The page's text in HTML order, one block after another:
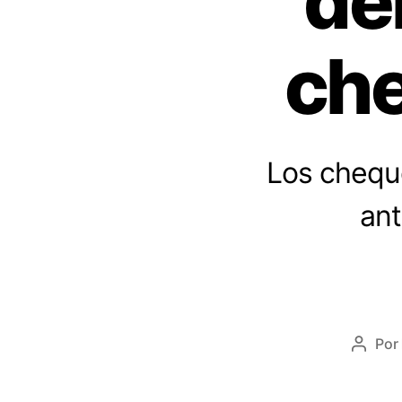
Los
Autor
Por